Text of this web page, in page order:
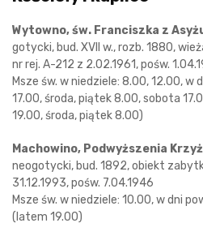
Wytowno, św. Franciszka z
gotycki, bud. XVII w., rozb. 1880,
nr rej. A-212 z 2.02.1961, pośw.
Msze św. w niedziele: 8.00, 12.00, w
17.00, środa, piątek 8.00, sobota
19.00, środa, piątek 8.00)
Machowino, Podwyższenia
neogotycki, bud. 1892, obiekt
31.12.1993, pośw. 7.04.1946
Msze św. w niedziele: 10.00, w dni
(latem 19.00)